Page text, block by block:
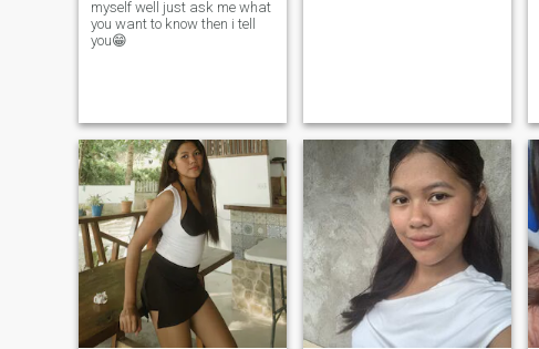
myself well just ask me what
you want to know then i tell
you😁